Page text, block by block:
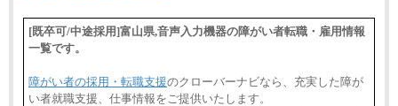
[既卒可/中途採用]富山県,音声入力機器の障がい者転職・雇用情報
一覧です。
障がい者の採用・転職支援のクローバーナビなら、充実した障が
い者就職支援、仕事情報をご提供いたします。